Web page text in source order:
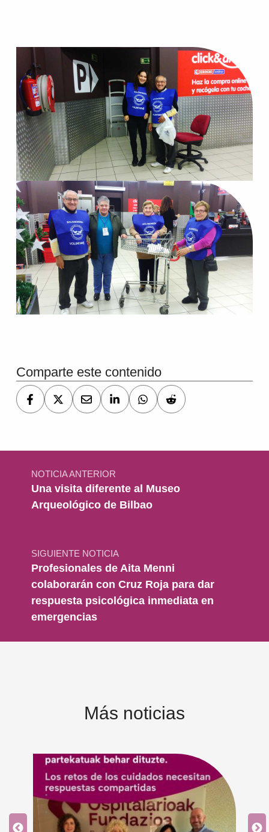
Comparte este contenido
Navegación de entradas
NOTICIA ANTERIOR
Una visita diferente al Museo
Arqueológico de Bilbao
SIGUIENTE NOTICIA
Profesionales de Aita Menni
colaborarán con Cruz Roja para dar
respuesta psicológica inmediata en
emergencias
Más noticias